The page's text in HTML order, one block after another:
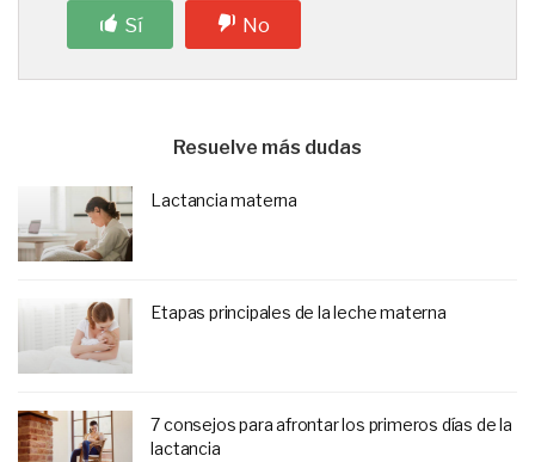
Sí
No
Resuelve más dudas
Lactancia materna
Etapas principales de la leche materna
7 consejos para afrontar los primeros días de la
lactancia